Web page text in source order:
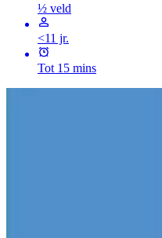
½ veld
<11 jr.
Tot 15 mins